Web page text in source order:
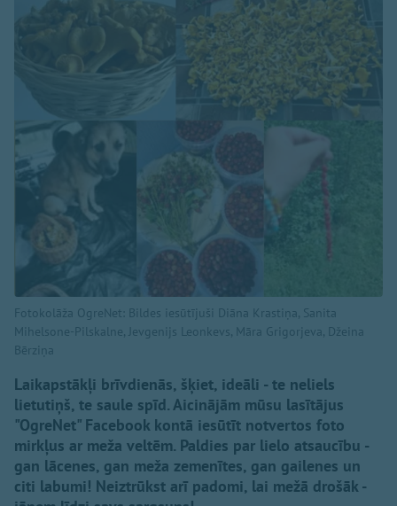
Fotokolāža OgreNet: Bildes iesūtījuši Diāna Krastiņa, Sanita
Mihelsone-Pilskalne, Jevgenijs Leonkevs, Māra Grigorjeva, Džeina
Bērziņa
Laikapstākļi brīvdienās, šķiet, ideāli - te neliels
lietutiņš, te saule spīd. Aicinājām mūsu lasītājus
"OgreNet" Facebook kontā iesūtīt notvertos foto
mirkļus ar meža veltēm. Paldies par lielo atsaucību -
gan lācenes, gan meža zemenītes, gan gailenes un
citi labumi! Neiztrūkst arī padomi, lai mežā drošāk -